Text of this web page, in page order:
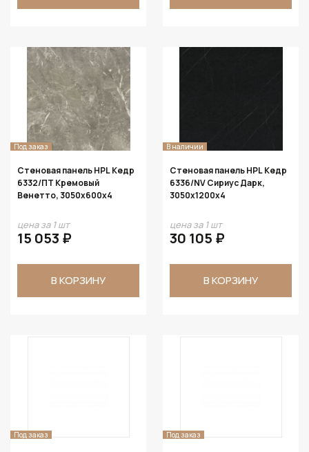
Под заказ
Стеновая панель HPL Кедр
6332/ПТ Кремовый
Венетто, 3050х600х4
цена за 1 шт
15 053 ₽
В КОРЗИНУ
В наличии
Стеновая панель HPL Кедр
6336/NV Сириус Дарк,
3050х1200х4
цена за 1 шт
30 105 ₽
В КОРЗИНУ
Под заказ Под заказ